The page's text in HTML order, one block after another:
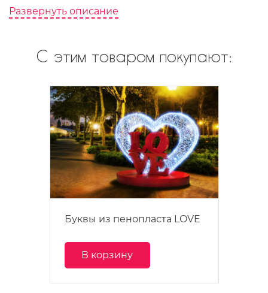
Развернуть описание
С этим товаром покупают:
Буквы из пенопласта LOVE
В корзину